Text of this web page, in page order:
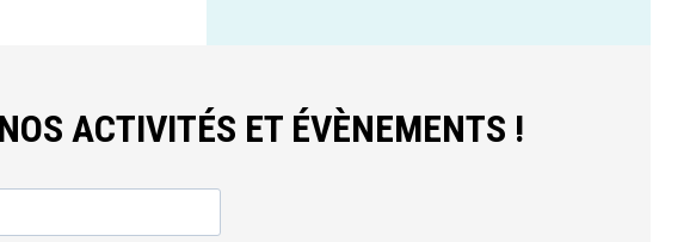
ACTIVITÉS ET ÉVÈNEMENTS !